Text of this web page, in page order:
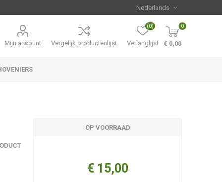
Mijn account Vergelijk productenlijst Verlanglijst
(0) 0
€ 0,00
OP VOORRAAD
€ 15,00